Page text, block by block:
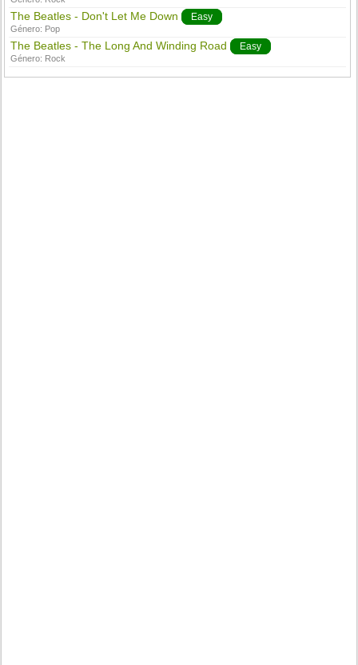
The Beatles - Don't Let Me Down Easy
Género: Pop
The Beatles - The Long And Winding Road Easy
Género: Rock